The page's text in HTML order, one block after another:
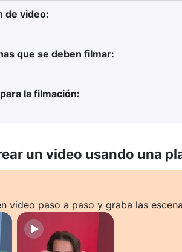
de video:
que se deben filmar:
la filmación:
un video usando una
video paso a paso y graba las